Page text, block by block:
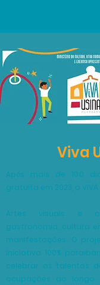
Viva
Após mais de 100
gratuita em 2023, o
Artes visuais e
gastronomia, cultura
manifestações. O
iniciativa 100%
celebrar os talentos
ocupações ao longo